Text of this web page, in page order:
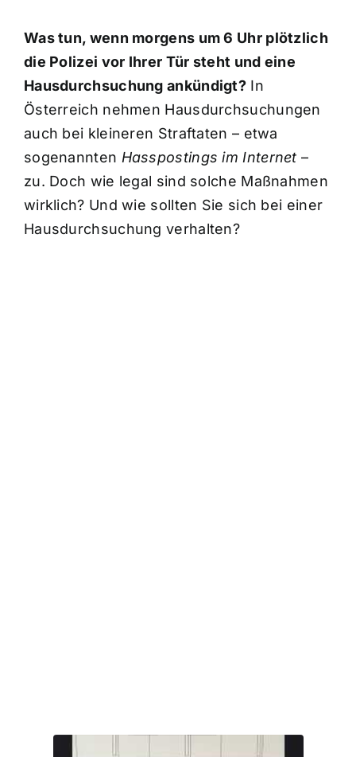
Was tun, wenn morgens um 6 Uhr plötzlich
die Polizei vor Ihrer Tür steht und eine
Hausdurchsuchung ankündigt? In
Österreich nehmen Hausdurchsuchungen
auch bei kleineren Straftaten – etwa
sogenannten Hasspostings im Internet –
zu. Doch wie legal sind solche Maßnahmen
wirklich? Und wie sollten Sie sich bei einer
Hausdurchsuchung verhalten?